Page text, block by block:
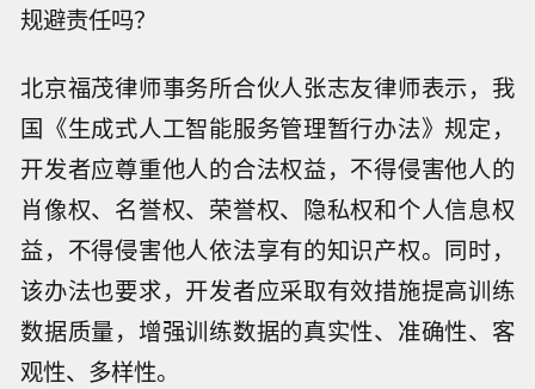
规避责任吗？
北京福茂律师事务所合伙人张志友律师表示，我
国《生成式人工智能服务管理暂行办法》规定，
开发者应尊重他人的合法权益，不得侵害他人的
肖像权、名誉权、荣誉权、隐私权和个人信息权
益，不得侵害他人依法享有的知识产权。同时，
该办法也要求，开发者应采取有效措施提高训练
数据质量，增强训练数据的真实性、准确性、客
观性、多样性。